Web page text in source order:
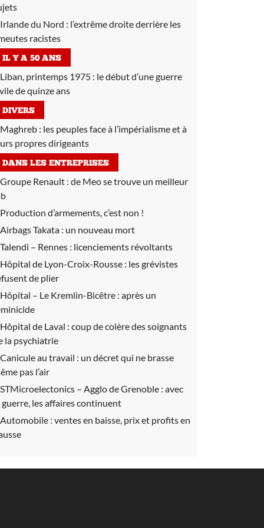
Irlande du Nord : l’extrême droite derrière les
racistes
IL Y A 50 ANS
Liban, printemps 1975 : le début d’une guerre
de quinze ans
DIVERS
Maghreb : les peuples face à l’impérialisme et à
propres dirigeants
DANS LES ENTREPRISES
Groupe Renault : de Meo se trouve un meilleur
Production d’armements, c’est non !
Airbags Takata : un nouveau mort
Talendi – Rennes : licenciements révoltants
Hôpital de Lyon-Croix-Rousse : les grévistes
de plier
Hôpital – Le Kremlin-Bicêtre : après un
Hôpital de Laval : coup de colère des soignants
la psychiatrie
Canicule au travail : un décret qui ne brasse
pas l’air
STMicroelectonics – Agglo de Grenoble : avec
guerre, les affaires continuent
Automobile : ventes en baisse, prix et profits en